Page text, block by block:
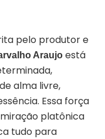
pelo produtor e
Araujo está
alma livre,
Essa força
platônica
tudo para